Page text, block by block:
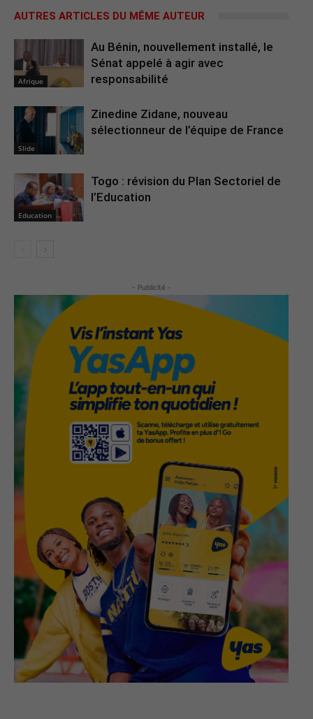
AUTRES ARTICLES DU MÊME AUTEUR
Afrique
Au Bénin, nouvellement installé, le
Sénat appelé à agir avec
responsabilité
Slide
Zinedine Zidane, nouveau
sélectionneur de l’équipe de France
Education
Togo : révision du Plan Sectoriel de
l’Education
- Publicité -